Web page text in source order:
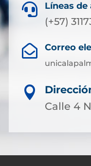
 Líneas
(+57)
 Correo

Calle 4